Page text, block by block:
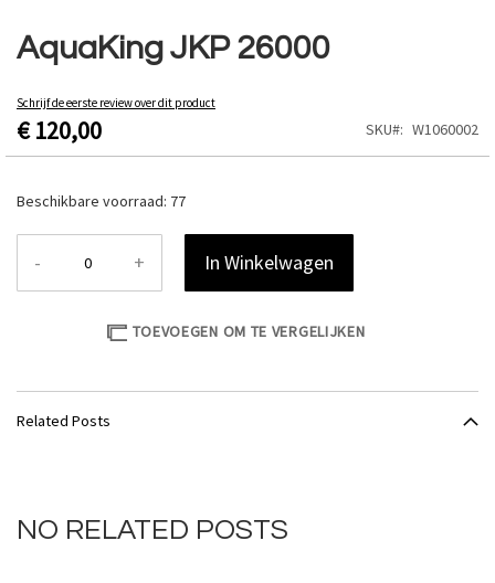
AquaKing JKP 26000
Schrijf de eerste review over dit product
€ 120,00 SKU W1060002
Beschikbare voorraad: 77
- + In Winkelwagen
TOEVOEGEN OM TE VERGELIJKEN
naar
het
van
de
afbeeldingen-
Related Posts
NO RELATED POSTS